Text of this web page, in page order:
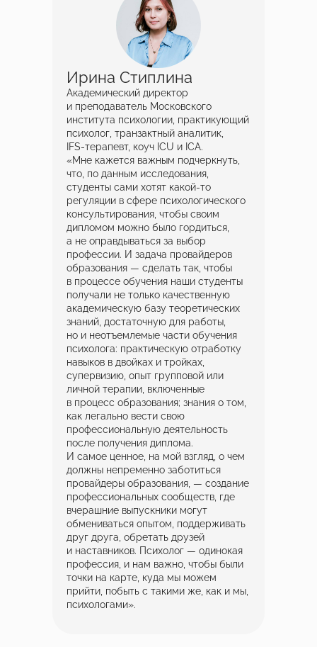
Ирина Стиплина
Академический директор
и преподаватель Московского
института психологии, практикующий
психолог, транзактный аналитик,
IFS‑терапевт, коуч ICU и ICA.
«Мне кажется важным подчеркнуть,
что, по данным исследования,
студенты сами хотят какой‑то
регуляции в сфере психологического
консультирования, чтобы своим
дипломом можно было гордиться,
а не оправдываться за выбор
профессии. И задача провайдеров
образования — сделать так, чтобы
в процессе обучения наши студенты
получали не только качественную
академическую базу теоретических
знаний, достаточную для работы,
но и неотъемлемые части обучения
психолога: практическую отработку
навыков в двойках и тройках,
супервизию, опыт групповой или
личной терапии, включенные
в процесс образования; знания о том,
как легально вести свою
профессиональную деятельность
после получения диплома.
И самое ценное, на мой взгляд, о чем
должны непременно заботиться
провайдеры образования, — создание
профессиональных сообществ, где
вчерашние выпускники могут
обмениваться опытом, поддерживать
друг друга, обретать друзей
и наставников. Психолог — одинокая
профессия, и нам важно, чтобы были
точки на карте, куда мы можем
прийти, побыть с такими же, как и мы,
психологами».